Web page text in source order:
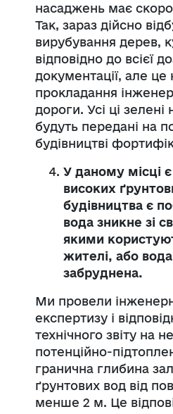
насаджень має
Так, зараз дійсно
вирубування дерев,
відповідно до всієї
документації, але це
прокладання
дороги. Усі ці
будуть передані на
будівництві
У даному місці
високих
будівництва є
вода зникне зі
якими
жителі, або
забруднена.
Ми провели
експертизу і
технічного звіту на
потенційно-
гранична глибина
ґрунтових вод від
менше 2 м. Це